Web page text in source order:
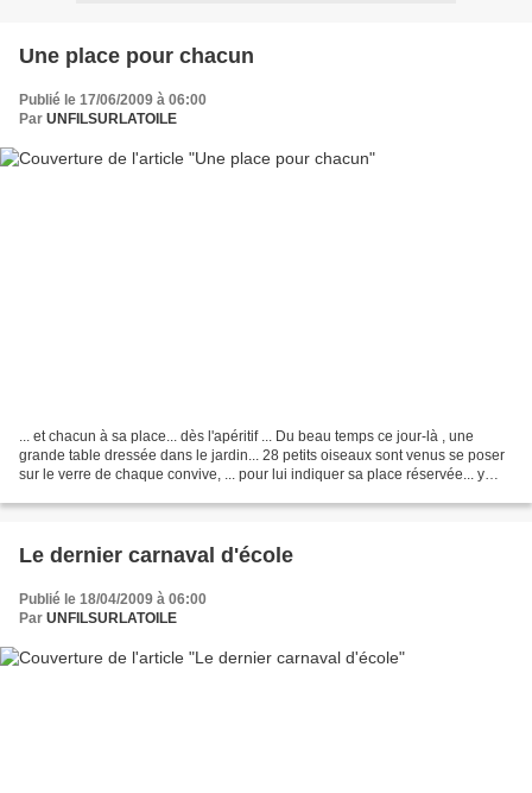
Une place pour chacun
Publié le 17/06/2009 à 06:00
Par UNFILSURLATOILE
... et chacun à sa place... dès l'apéritif ... Du beau temps ce jour-là , une
grande table dressée dans le jardin... 28 petits oiseaux sont venus se poser
sur le verre de chaque convive, ... pour lui indiquer sa place réservée... y
Le dernier carnaval d'école
Publié le 18/04/2009 à 06:00
Par UNFILSURLATOILE